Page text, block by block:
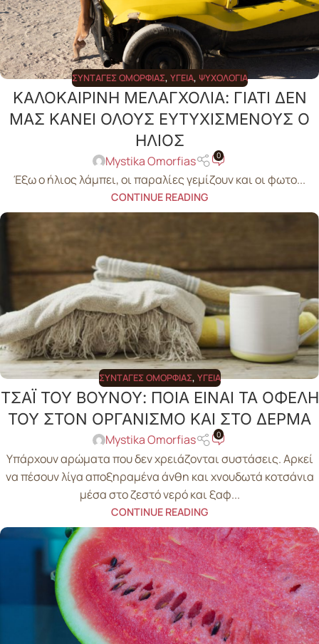
ΣΥΝΤΑΓΈΣ ΟΜΟΡΦΙΆΣ, ΥΓΕΊΑ, ΨΥΧΟΛΟΓΊΑ
ΚΑΛΟΚΑΙΡΙΝΗ ΜΕΛΑΓΧΟΛΙΑ: ΓΙΑΤΙ ΔΕΝ
ΜΑΣ ΚΑΝΕΙ ΟΛΟΥΣ ΕΥΤΥΧΙΣΜΕΝΟΥΣ Ο
ΗΛΙΟΣ
Mystika Omorfias 0
Έξω ο ήλιος λάμπει, οι παραλίες γεμίζουν και οι φωτο...
CONTINUE READING
ΣΥΝΤΑΓΈΣ ΟΜΟΡΦΙΆΣ, ΥΓΕΊΑ
ΤΣΑΪ ΤΟΥ ΒΟΥΝΟΥ: ΠΟΙΑ ΕΙΝΑΙ ΤΑ ΟΦΕΛΗ
ΤΟΥ ΣΤΟΝ ΟΡΓΑΝΙΣΜΟ ΚΑΙ ΣΤΟ ΔΕΡΜΑ
Mystika Omorfias 0
Υπάρχουν αρώματα που δεν χρειάζονται συστάσεις. Αρκεί
να πέσουν λίγα αποξηραμένα άνθη και χνουδωτά κοτσάνια
μέσα στο ζεστό νερό και ξαφ...
CONTINUE READING